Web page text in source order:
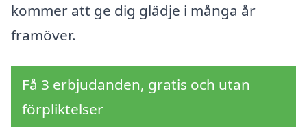
kommer att ge dig glädje i många år
framöver.
Få 3 erbjudanden, gratis och utan
förpliktelser